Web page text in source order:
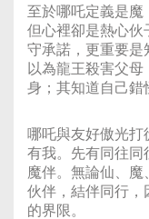
至於哪吒定義是魔
但心裡卻是熱心伙
守承諾，更重要是
以為龍王殺害父
身；其知道自己錯
哪吒與友好傲光打
有我。先有同往同
魔伴。無論仙、
伙伴，結伴同行，
的界限。